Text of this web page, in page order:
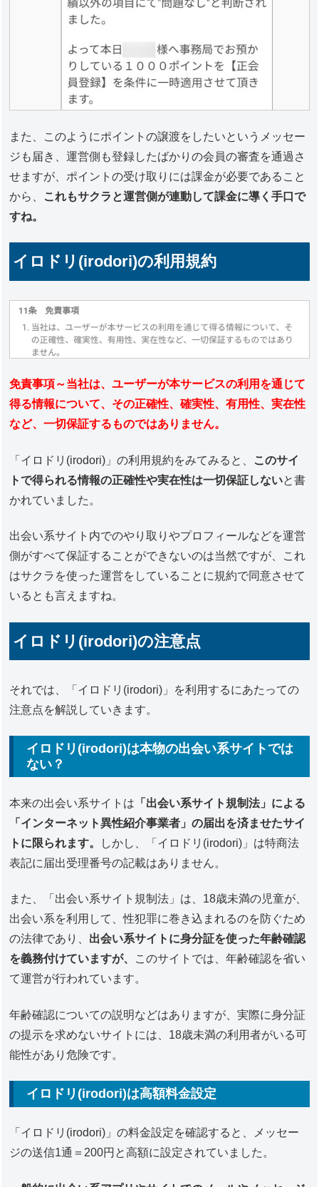
また、このようにポイントの譲渡をしたいというメッセー
ジも届き、運営側も登録したばかりの会員の審査を通過さ
せますが、ポイントの受け取りには課金が必要であること
から、
これもサクラと運営側が連動して課金に導く手口で
すね。
イロドリ(irodori)の利用規約
免責事項～当社は、ユーザーが本サービスの利用を通じて
得る情報について、その正確性、確実性、有用性、実在性
など、一切保証するものではありません。
「イロドリ(irodori)」の利用規約をみてみると、
このサイ
トで得られる情報の正確性や実在性は一切保証しないと書
かれていました。
出会い系サイト内でのやり取りやプロフィールなどを運営
側がすべて保証することができないのは当然ですが、これ
はサクラを使った運営をしていることに規約で同意させて
いるとも言えますね。
イロドリ(irodori)の注意点
それでは、「イロドリ(irodori)」を利用するにあたっての
注意点を解説していきます。
イロドリ(irodori)は本物の出会い系サイトでは
ない？
本来の出会い系サイトは 「出会い系サイト規制法」による
「インターネット異性紹介事業者」の届出を済ませたサイ
トに限られます。
しかし、「イロドリ(irodori)」は特商法
表記に届出受理番号の記載はありません。
また、「出会い系サイト規制法」は、18歳未満の児童が、
出会い系を利用して、性犯罪に巻き込まれるのを防ぐため
の法律であり、 出会い系サイトに身分証を使った年齢確認
を義務付けていますが、
このサイトでは、年齢確認を省い
て運営が行われています。
年齢確認についての説明などはありますが、実際に身分証
の提示を求めないサイトには、18歳未満の利用者がいる可
能性があり危険です。
イロドリ(irodori)は高額料金設定
「イロドリ(irodori)」の料金設定を確認すると、メッセー
ジの送信1通＝200円と高額に設定されていました。